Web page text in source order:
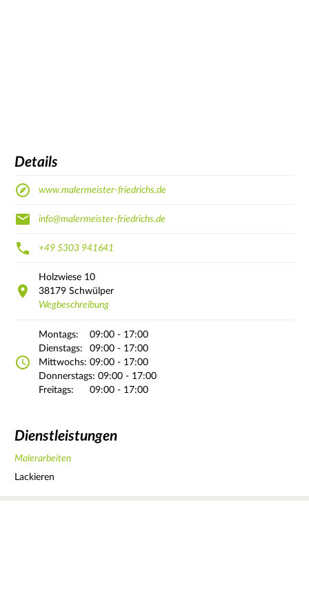
Details
www.malermeister-friedrichs.de
info@malermeister-friedrichs.de
+49 5303 941641
Holzwiese 10
38179 Schwülper
Wegbeschreibung
Montags:
09:00 - 17:00
Dienstags:
09:00 - 17:00
Mittwochs: 09:00 - 17:00
Donnerstags: 09:00 - 17:00
Freitags:
09:00 - 17:00
Dienstleistungen
Malerarbeiten
Lackieren